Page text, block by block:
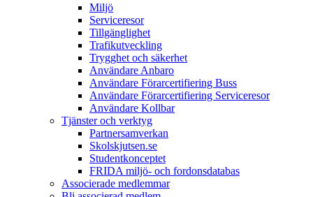
Miljö­
Serviceresor
Tillgänglighet
Trafikutveckling
Trygghet och säkerhet
Användare Anbaro
Användare Förarcertifiering Buss
Användare Förarcertifiering Serviceresor
Användare Koll­bar
Tjänster och verktyg
Partner­samverkan
Skolskjutsen.se
Studentkonceptet
FRIDA miljö- och fordonsdatabas
Associerade medlemmar